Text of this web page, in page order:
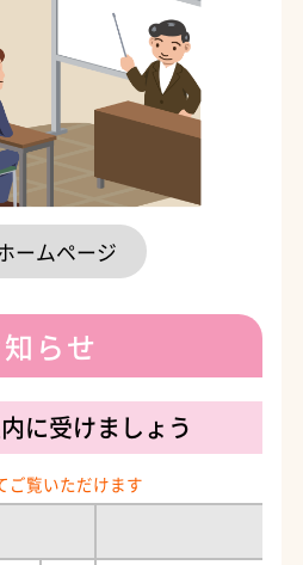
ームページ
らせ
に受けましょう